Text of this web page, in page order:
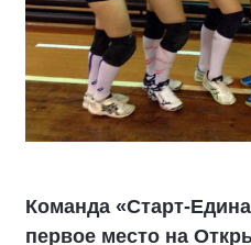
Команда «Старт-
первое место на